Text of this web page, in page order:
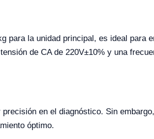
para la unidad principal, es ideal para
de CA de 220V±10% y una
en el diagnóstico. Sin
óptimo.